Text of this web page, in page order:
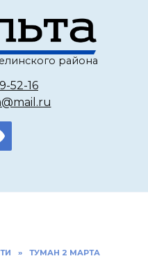
района
52-16
»
ТУМАН 2 МАРТА